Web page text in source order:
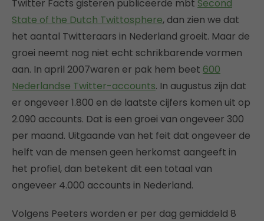
Twitter Facts gisteren publiceerde mbt Second
State of the Dutch Twittosphere, dan zien we dat
het aantal Twitteraars in Nederland groeit. Maar de
groei neemt nog niet echt schrikbarende vormen
aan. In april 2007waren er pak hem beet 600
Nederlandse Twitter-accounts. In augustus zijn dat
er ongeveer 1.800 en de laatste cijfers komen uit op
2.090 accounts. Dat is een groei van ongeveer 300
per maand. Uitgaande van het feit dat ongeveer de
helft van de mensen geen herkomst aangeeft in
het profiel, dan betekent dit een totaal van
ongeveer 4.000 accounts in Nederland.
Volgens Peeters worden er per dag gemiddeld 8